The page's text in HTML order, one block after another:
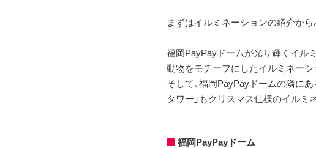
まずはイルミネーションの紹介から
福岡PayPayドームが光り輝くイル
動物をモチーフにしたイルミネーシ
そして、福岡PayPayドームの隣に
タワー」もクリスマス仕様のイルミ
福岡PayPayドーム